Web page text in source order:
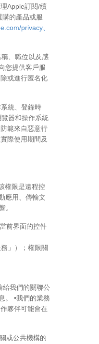
Apple訂閱/續
的產品或服
privacy、
、職位以及感
您提供客戶服
或進行匿名化
統、登錄時
器和操作系統
範來自惡意行
際使用期間及
權限是遠程控
應用、傳輸文
。
前界面的控件
」）；權限關
給我們的關聯公
。 •我們的業務
夥伴可能會在
或公共機構的